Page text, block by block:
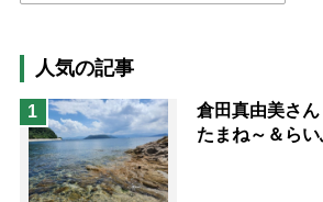
高木ブー
ケアマネジャー
猫が母になつきません
息子の遠距離介護サバイバル術
兄がボケました
人気の記事
1
倉田真由美さ
たまね～＆ら